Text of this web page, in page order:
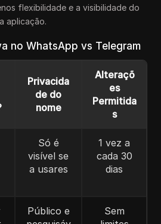
flexibilidade e a visibilidade do
aplicação.
no WhatsApp vs Telegram
Privacida
de do
nome
Alteraçõ
es
Permitida
s
Só é
visível se
a usares
1 vez a
cada 30
dias
Público e
Sem